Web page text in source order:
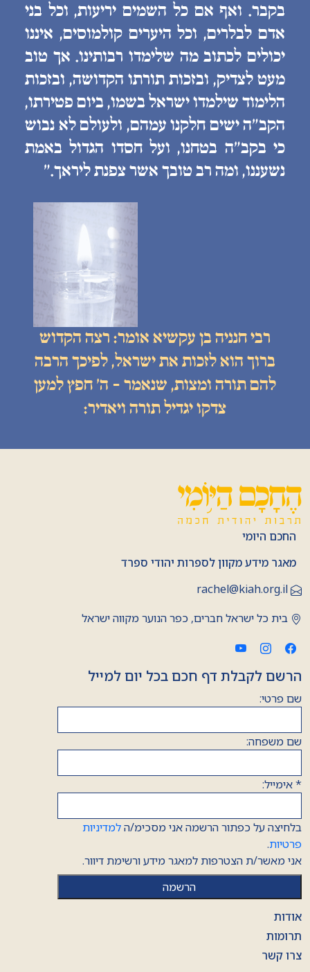
בקבר. ואף אם כל השמים יריעות, וכל בני
אדם לבלרים, וכל היערים קולמוסים, איננו
יכולים לכתוב מה שלימדו רבותינו. אך טוב
מעט לצדיק, ובזכות תורתו הקדושה, ובזכות
הלימוד שילמדו ישראל בשמו, ביום פטירתו,
הקב״ה ישים חלקנו עמהם, ולעולם לא נבוש
כי בקב״ה בטחנו, ועל חסדו הגדול באמת
נשעננו, ומה רב טובך אשר צפנת ליראך.״
רבי חנניה בן עקשיא אומר: רצה הקדוש
ברוך הוא לזכות את ישראל, לפיכך הרבה
להם תורה ומצות, שנאמר - ה׳ חפץ למען
צדקו יגדיל תורה ויאדיר:
החכם היומי
מאגר מידע מקוון לספרות יהודי ספרד
rachel@kiah.org.il
בית כל ישראל חברים, כפר הנוער מקווה ישראל
הרשם לקבלת דף חכם בכל יום למייל
שם פרטי:
שם משפחה:
*אימייל:
בלחיצה על כפתור הרשמה אני מסכימ/הלמדיניות
פרטיות.
אני מאשר/ת הצטרפות למאגר מידע ורשימת דיוור.
אודות
תרומות
צרו קשר